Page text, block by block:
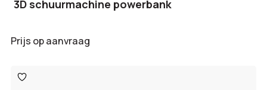
3D schuurmachine powerbank
Prijs op aanvraag
Toevoegen
aan